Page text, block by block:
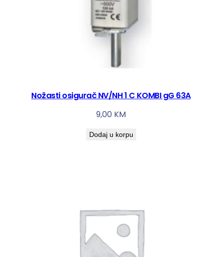
Nožasti osigurač NV/NH 1 C KOMBI gG 63A
9,00 KM
Dodaj u korpu